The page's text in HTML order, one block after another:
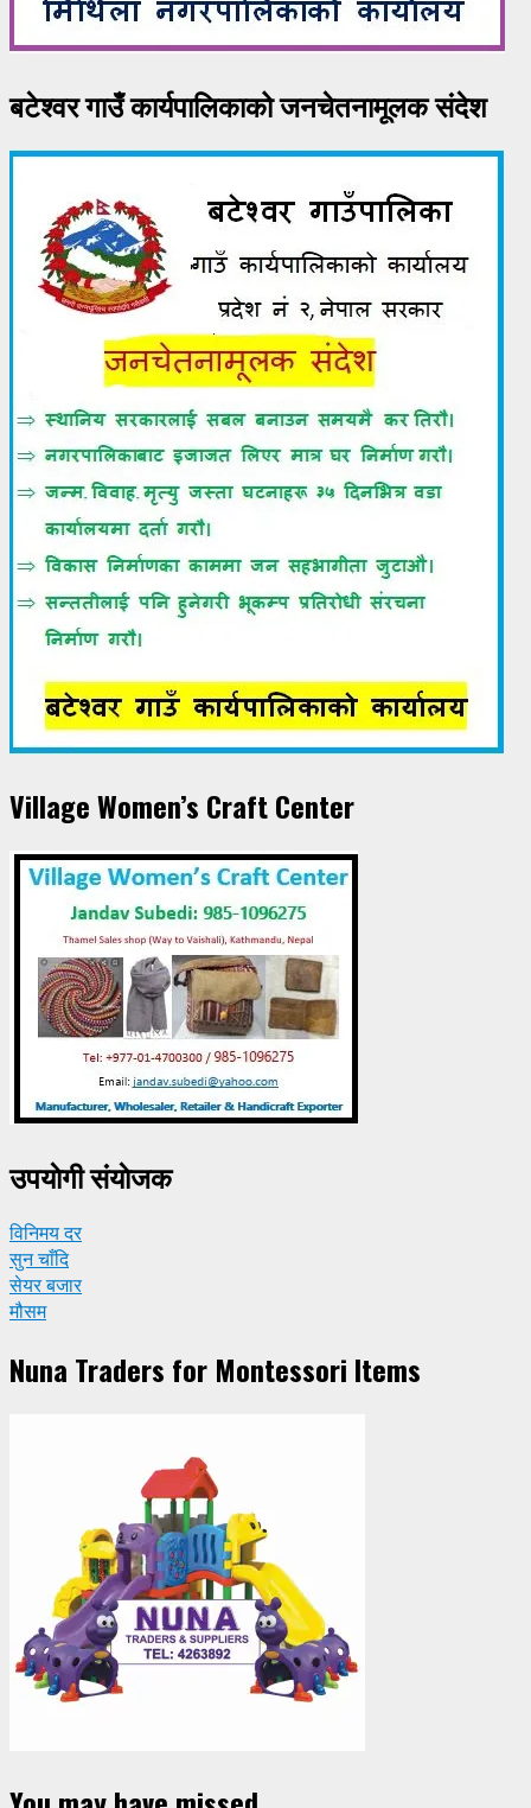
बटेश्वर गाउँ कार्यपालिकाको जनचेतनामूलक संदेश
Village Women’s Craft Center
उपयाेगी संयाेजक
विनिमय दर
सुन चाँदि
सेयर बजार
मौसम
Nuna Traders for Montessori Items